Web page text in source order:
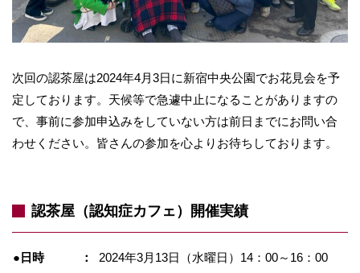
次回の認茶屋は2024年4月3日に新宿中央公園でお花見会を予
定しております。天候等で急遽中止になることがありますの
で、事前に参加申込みをしていない方は前日までにお問い合
わせください。皆さんの参加を心よりお待ちしております。
認茶屋（認知症カフェ）開催実績
●日時 ： 2024年3月13日（水曜日） 14：00～16：00